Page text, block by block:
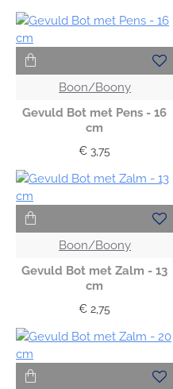
Boon/Boony
Gevuld Bot met Pens - 16
cm
€ 3,75
Boon/Boony
Gevuld Bot met Zalm - 13
cm
€ 2,75